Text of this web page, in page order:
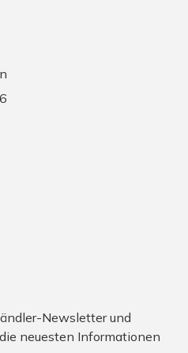
Newsletter und
neuesten Informationen